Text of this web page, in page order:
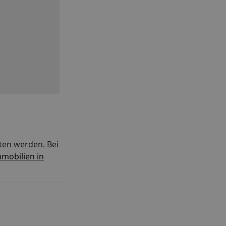
werden. Bei
in